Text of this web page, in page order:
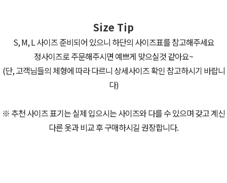
Size Tip
S, M, L 사이즈 준비되어 있으니 하단의 사이즈표를 참고해주세요
정사이즈로 주문해주시면 예쁘게 맞으실것 같아요~
(단, 고객님들의 체형에 따라 다르니 상세사이즈 확인 참고하시기 바랍니
다)
※ 추천 사이즈 표기는 실제 입으시는 사이즈와 다를 수 있으며 갖고 계신
다른 옷과 비교 후 구매하시길 권장합니다.